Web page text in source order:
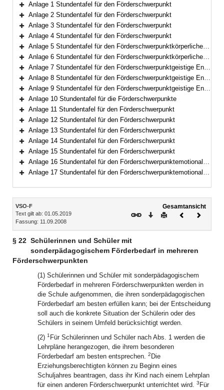
Bereich erweitern
Anlage 1 Stundentafel für den Förderschwerpunkt
Bereich erweitern
Anlage 2 Stundentafel für den Förderschwerpunkt
Bereich erweitern
Anlage 3 Stundentafel für den Förderschwerpunkt
Bereich erweitern
Anlage 4 Stundentafel für den Förderschwerpunkt
Bereich erweitern
Anlage 5 Stundentafel für den Förderschwerpunktkörperliche und motorische Entwicklung
Bereich erweitern
Anlage 6 Stundentafel für den Förderschwerpunktkörperliche und motorische Entwicklung
Bereich erweitern
Anlage 7 Stundentafel für den Förderschwerpunktgeistige Entwicklung
Bereich erweitern
Anlage 8 Stundentafel für den Förderschwerpunktgeistige Entwicklung
Bereich erweitern
Anlage 9 Stundentafel für den Förderschwerpunktgeistige Entwicklung
Bereich erweitern
Anlage 10 Stundentafel für die Förderschwerpunkte
Bereich erweitern
Anlage 11 Stundentafel für den Förderschwerpunkt
Bereich erweitern
Anlage 12 Stundentafel für den Förderschwerpunkt
Bereich erweitern
Anlage 13 Stundentafel für den Förderschwerpunkt
Bereich erweitern
Anlage 14 Stundentafel für den Förderschwerpunkt
Bereich erweitern
Anlage 15 Stundentafel für den Förderschwerpunkt
Bereich erweitern
Anlage 16 Stundentafel für den Förderschwerpunktemotionale und soziale Entwicklung
Anlage 17 Stundentafel für den Förderschwerpunktemotionale und soziale Entwicklung
Inhalt
VSO-F
Text gilt ab: 01.05.2019
Fassung: 11.09.2008
Gesamtansicht
Download
DruckenVorheriges
§ 22 Schülerinnen und Schüler mit
sonderpädagogischem Förderbedarf in mehreren
Förderschwerpunkten
(1) Schülerinnen und Schüler mit sonderpädagogischem
Förderbedarf in mehreren Förderschwerpunkten werden in
die Schule aufgenommen, die ihren sonderpädagogischen
Förderbedarf am besten erfüllen kann; bei der Entscheidung
soll auch die konkrete Situation der Schülerin oder des
Schülers in seinem Umfeld berücksichtigt werden.
(2) 1 Für Schülerinnen und Schüler nach Abs. 1 werden die
Lehrpläne herangezogen, die ihrem besonderen
Förderbedarf am besten entsprechen. 2 Die
Erziehungsberechtigten können zu Beginn eines
Schuljahres beantragen, dass ihr Kind nach einem Lehrplan
für einen anderen Förderschwerpunkt unterrichtet wird. 3 Für